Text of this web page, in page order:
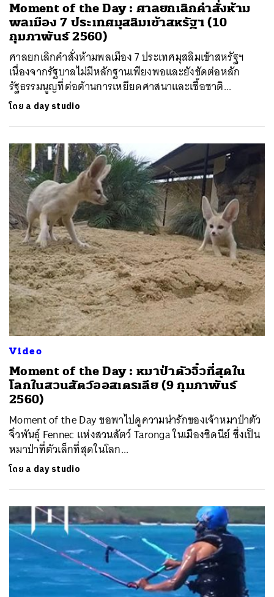
Moment of the Day : ศาลยกเลิกคำสั่งห้าม
พลเมือง 7 ประเทศมุสลิมเข้าสหรัฐฯ (10
กุมภาพันธ์ 2560)
ศาลยกเลิกคำสั่งห้ามพลเมือง 7 ประเทศมุสลิมเข้าสหรัฐฯ
เนื่องจากรัฐบาลไม่มีหลักฐานเพียงพอและยังขัดต่อหลัก
รัฐธรรมนูญที่ต่อต้านการเหยียดศาสนาและเชื้อชาติ...
โดย a day studio
Video
Moment of the Day : หมาป่าตัวจิ๋วที่สุดใน
โลกในสวนสัตว์ออสเตรเลีย (9 กุมภาพันธ์
2560)
Moment of the Day ขอพาไปดูความน่ารักของเจ้าหมาป่าตัว
จิ๋วพันธุ์ Fennec แห่งสวนสัตว์ Taronga ในเมืองซิดนีย์ ซึ่งเป็น
หมาป่าที่ตัวเล็กที่สุดในโลก...
โดย a day studio